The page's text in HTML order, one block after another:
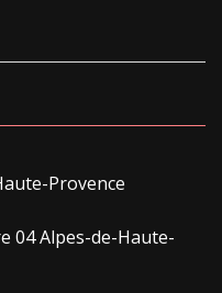
Provence
04 Alpes-de-Haute-